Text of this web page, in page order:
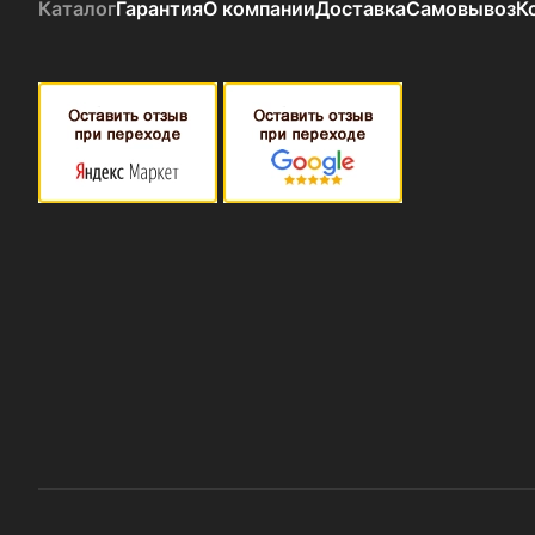
КаталогГарантияО компанииДоставкаСамовывоз